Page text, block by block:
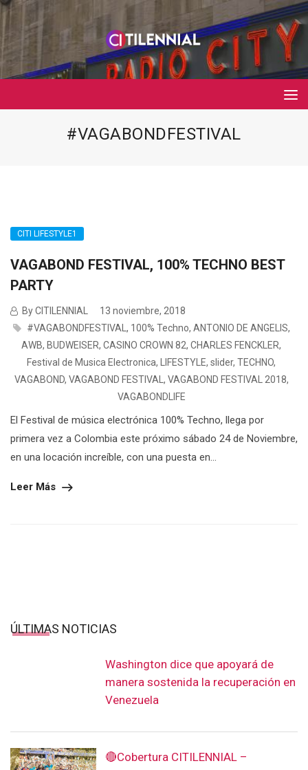
#VAGABONDFESTIVAL
CITI LIFESTYLE1
VAGABOND FESTIVAL, 100% TECHNO BEST
PARTY
By CITILENNIAL
13 noviembre, 2018
#VAGABONDFESTIVAL , 100% Techno, ANTONIO DE ANGELIS,
AWB, BUDWEISER, CASINO CROWN 82, CHARLES FENCKLER,
Festival de Musica Electronica, LIFESTYLE, slider, TECHNO,
VAGABOND, VAGABOND FESTIVAL , VAGABOND FESTIVAL 2018,
VAGABONDLIFE
El Festival de música electrónica 100% Techno, llega por
primera vez a Colombia este próximo sábado 24 de Noviembre,
en una locación increíble, con una puesta en...
Leer Más
ÚLTIMAS NOTICIAS
Washington dice que apoyará de
manera sostenida la recuperación en
Venezuela
🔴Cobertura CITILENNIAL –